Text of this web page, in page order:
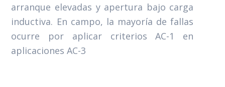
arranque elevadas y apertura bajo carga
inductiva. En campo, la mayoría de fallas
ocurre por aplicar criterios AC-1 en
aplicaciones AC-3